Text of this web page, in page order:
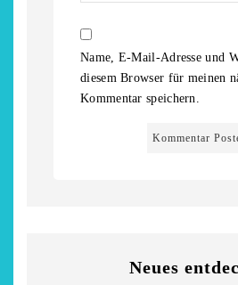
Neues
Name, E-Mail-Adresse und
diesem Browser für meinen
Kommentar speichern.